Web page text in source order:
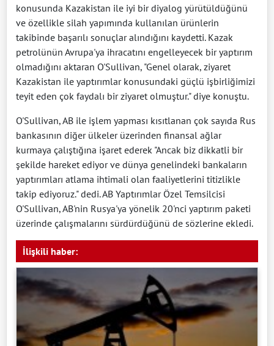
konusunda Kazakistan ile iyi bir diyalog yürütüldüğünü
ve özellikle silah yapımında kullanılan ürünlerin
takibinde başarılı sonuçlar alındığını kaydetti. Kazak
petrolünün Avrupa'ya ihracatını engelleyecek bir yaptırım
olmadığını aktaran O'Sullivan, "Genel olarak, ziyaret
Kazakistan ile yaptırımlar konusundaki güçlü işbirliğimizi
teyit eden çok faydalı bir ziyaret olmuştur." diye konuştu.
O'Sullivan, AB ile işlem yapması kısıtlanan çok sayıda Rus
bankasının diğer ülkeler üzerinden finansal ağlar
kurmaya çalıştığına işaret ederek "Ancak biz dikkatli bir
şekilde hareket ediyor ve dünya genelindeki bankaların
yaptırımları atlama ihtimali olan faaliyetlerini titizlikle
takip ediyoruz." dedi. AB Yaptırımlar Özel Temsilcisi
O'Sullivan, AB'nin Rusya'ya yönelik 20'nci yaptırım paketi
üzerinde çalışmalarını sürdürdüğünü de sözlerine ekledi.
İlişkili haber: